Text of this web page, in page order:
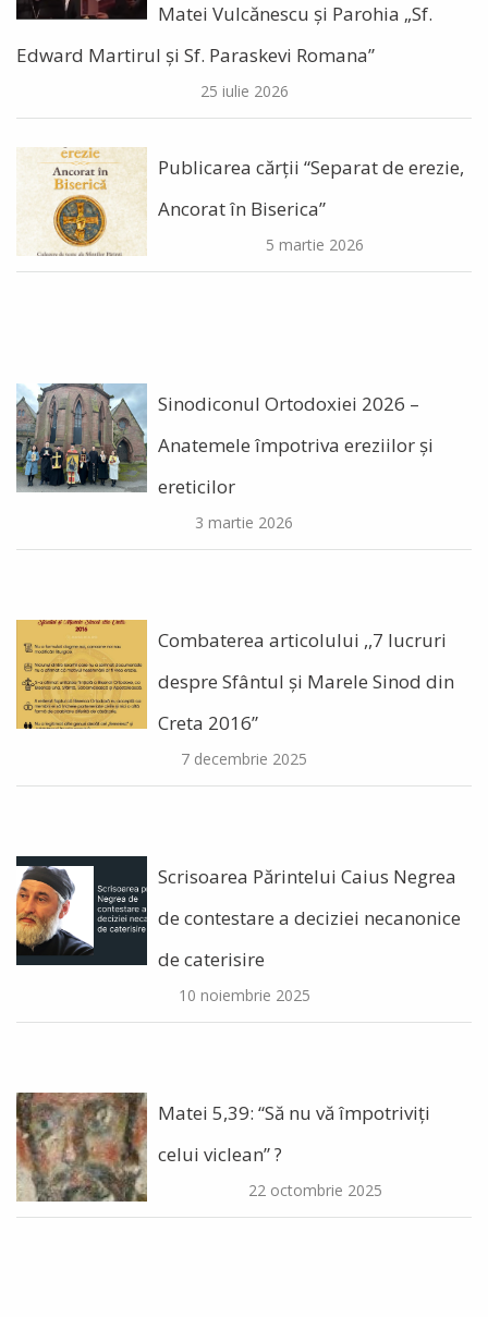
Matei Vulcănescu și Parohia „Sf.
Edward Martirul și Sf. Paraskevi Romana”
25 iulie 2026
Publicarea cărții “Separat de erezie,
Ancorat în Biserica”
5 martie 2026
Sinodiconul Ortodoxiei 2026 –
Anatemele împotriva ereziilor şi
ereticilor
3 martie 2026
Combaterea articolului ,,7 lucruri
despre Sfântul și Marele Sinod din
Creta 2016”
7 decembrie 2025
Scrisoarea Părintelui Caius Negrea
de contestare a deciziei necanonice
de caterisire
10 noiembrie 2025
Matei 5,39: “Să nu vă împotriviți
celui viclean” ?
22 octombrie 2025